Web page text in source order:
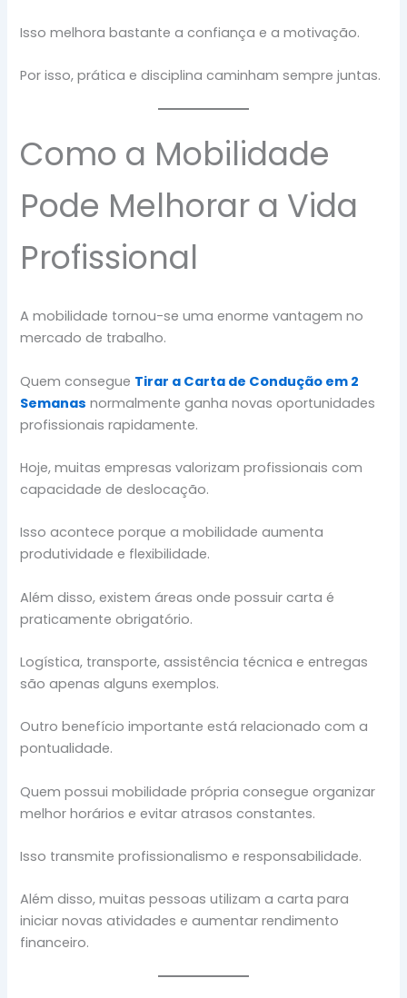
Isso melhora bastante a confiança e a motivação.
Por isso, prática e disciplina caminham sempre juntas.
Como a Mobilidade
Pode Melhorar a Vida
Profissional
A mobilidade tornou-se uma enorme vantagem no
mercado de trabalho.
Quem consegue Tirar a Carta de Condução em 2
Semanas normalmente ganha novas oportunidades
profissionais rapidamente.
Hoje, muitas empresas valorizam profissionais com
capacidade de deslocação.
Isso acontece porque a mobilidade aumenta
produtividade e flexibilidade.
Além disso, existem áreas onde possuir carta é
praticamente obrigatório.
Logística, transporte, assistência técnica e entregas
são apenas alguns exemplos.
Outro benefício importante está relacionado com a
pontualidade.
Quem possui mobilidade própria consegue organizar
melhor horários e evitar atrasos constantes.
Isso transmite profissionalismo e responsabilidade.
Além disso, muitas pessoas utilizam a carta para
iniciar novas atividades e aumentar rendimento
financeiro.